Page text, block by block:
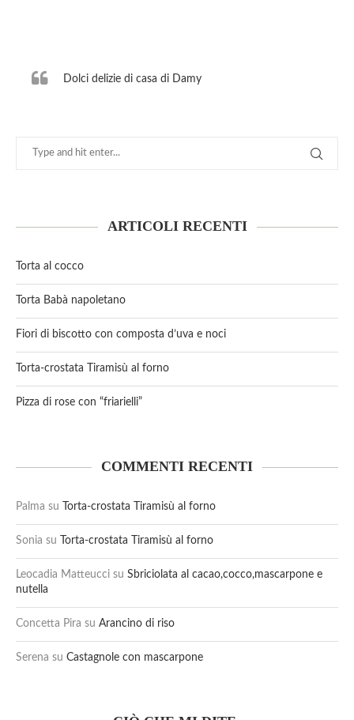
Dolci delizie di casa di Damy
ARTICOLI RECENTI
Torta al cocco
Torta Babà napoletano
Fiori di biscotto con composta d’uva e noci
Torta-crostata Tiramisù al forno
Pizza di rose con “friarielli”
COMMENTI RECENTI
Palma su Torta-crostata Tiramisù al forno
Sonia su Torta-crostata Tiramisù al forno
Leocadia Matteucci su Sbriciolata al cacao,cocco,mascarpone e
nutella
Concetta Pira su Arancino di riso
Serena su Castagnole con mascarpone